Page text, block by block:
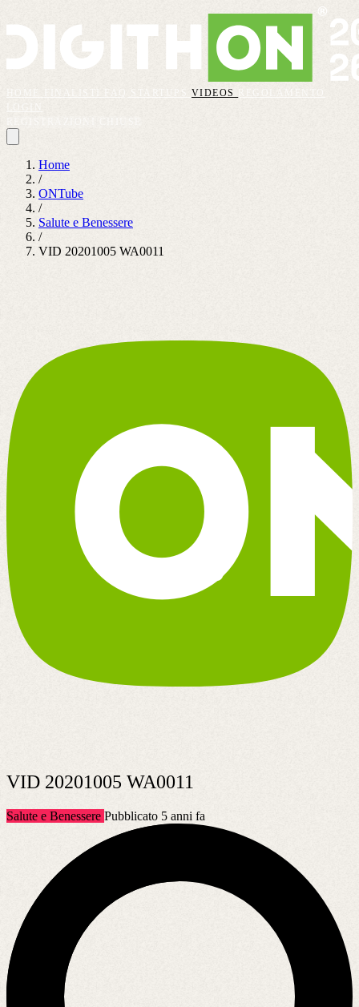
VIDEOS
REGOLAMENTO
Home
/
ONTube
/
Salute e Benessere
/
VID 20201005 WA0011
VID 20201005 WA0011
Salute e Benessere Pubblicato 5 anni fa